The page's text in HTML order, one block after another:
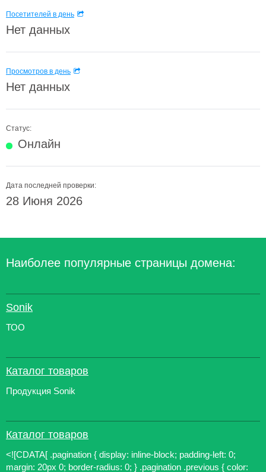
Посетителей в день
Нет данных
Просмотров в день
Нет данных
Статус:
Онлайн
Дата последней проверки:
28 Июня 2026
Наиболее популярные страницы домена:
Sonik
ТОО
Каталог товаров
Продукция Sonik
Каталог товаров
<![CDATA[ .pagination { display: inline-block; padding-left: 0;
margin: 20px 0; border-radius: 0; } .pagination .previous { color: